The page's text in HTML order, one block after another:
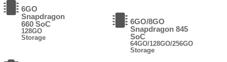
6GO
Snapdragon
660 SoC
128GO
Storage
6GO/8GO
Snapdragon 845
SoC
64GO/128GO/256GO
Storage